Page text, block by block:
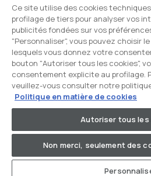
CANDY HOOVER GROUP S.r.I. - Associé
57 - 20861 Brugherio (MB) - Italie - SIÈGES
Eden Fumagalli snc - 20861 Brugherio (MB)
20871 Vimercate (MB) - Italie - Tél. :
+39.039.2086.237 - Capital social 35 000
numéro d'inscription au registre du
Brianza-Lodi 04666310158 - Numéro de
REA : MB-1033934 - Autorisation IT AEOF
activités de gestion et de coordination de
candyhoovergroupsrl@legalmail.it
Ce site utilise des cookies
profilage de tiers pour analyser vos
publicités fondées sur vos
"Personnaliser", vous pouvez choisir
lesquels vous donnez votre
bouton "Autoriser tous les cookies",
consentement explicite au profilage.
veuillez-vous consulter notre
Politique en matière de cookies
Autoriser tous les
Non merci, seulement des